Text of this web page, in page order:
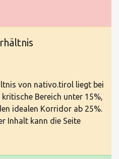
von nativo.tirol liegt bei
Bereich unter 15%,
idealen Korridor ab 25%.
Inhalt kann die Seite